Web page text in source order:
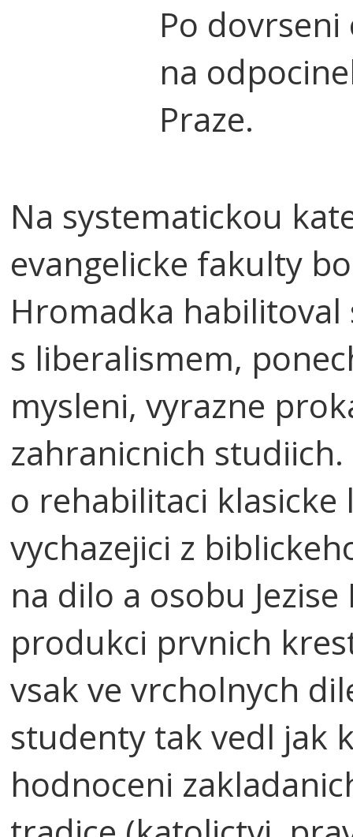
Po
na
Praze.
Na systematickou
evangelicke fakulty
Hromadka habilitoval
s liberalismem,
mysleni, vyrazne
zahranicnich
o rehabilitaci
vychazejici z
na dilo a osobu
produkci prvnich
vsak ve vrcholnych
studenty tak vedl jak
hodnoceni